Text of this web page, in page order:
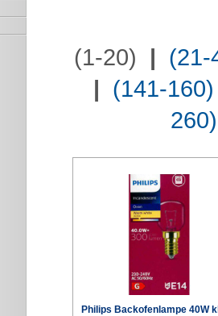
(1-20) | (21-
| (141-160)
260)
Philips Backofenlampe 40W